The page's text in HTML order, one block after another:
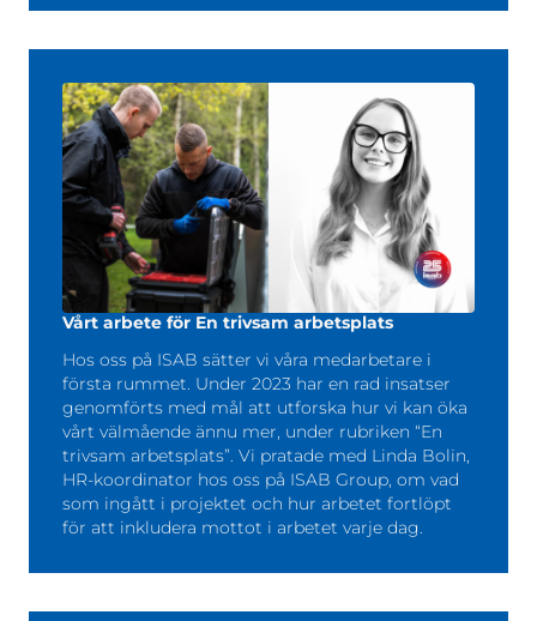
Vårt arbete för En trivsam arbetsplats
Hos oss på ISAB sätter vi våra medarbetare i
första rummet. Under 2023 har en rad insatser
genomförts med mål att utforska hur vi kan öka
vårt välmående ännu mer, under rubriken “En
trivsam arbetsplats”. Vi pratade med Linda Bolin,
HR-koordinator hos oss på ISAB Group, om vad
som ingått i projektet och hur arbetet fortlöpt
för att inkludera mottot i arbetet varje dag.